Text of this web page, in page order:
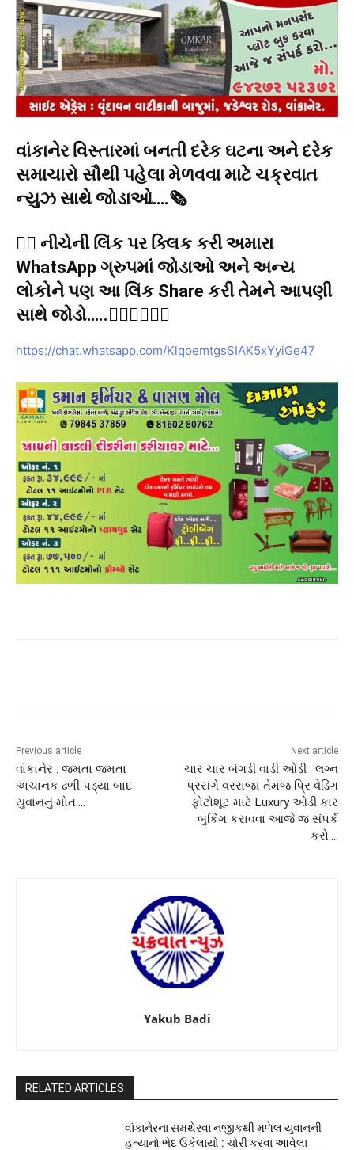
વાંકાનેર વિસ્તારમાં બનતી દરેક ઘટના અને દરેક
સમાચારો સૌથી પહેલા મેળવવા માટે ચક્રવાત
ન્યુઝ સાથે જોડાઓ….🗞️
👉🏻 નીચેની લિંક પર ક્લિક કરી અમારા
WhatsApp ગ્રુપમાં જોડાઓ અને અન્ય
લોકોને પણ આ લિંક Share કરી તેમને આપણી
સાથે જોડો…..👇🏻👇🏻👇🏻
https://chat.whatsapp.com/KlqoemtgsSIAK5xYyiGe47
Previous article
વાંકાનેર : જમતા જમતા
અચાનક ઢળી પડ્યા બાદ
યુવાનનું મોત….
Next article
ચાર ચાર બંગડી વાડી ઓડી : લગ્ન
પ્રસંગે વરરાજા તેમજ પ્રિ વેડિંગ
ફોટોશૂટ માટે Luxury ઓડી કાર
બુકિંગ કરાવવા આજે જ સંપર્ક
કરો….
Yakub Badi
RELATED ARTICLES
વાંકાનેરના સમથેરવા નજીકથી મળેલ યુવાનની
હત્યાનો ભેદ ઉકેલાયો : ચોરી કરવા આવેલા